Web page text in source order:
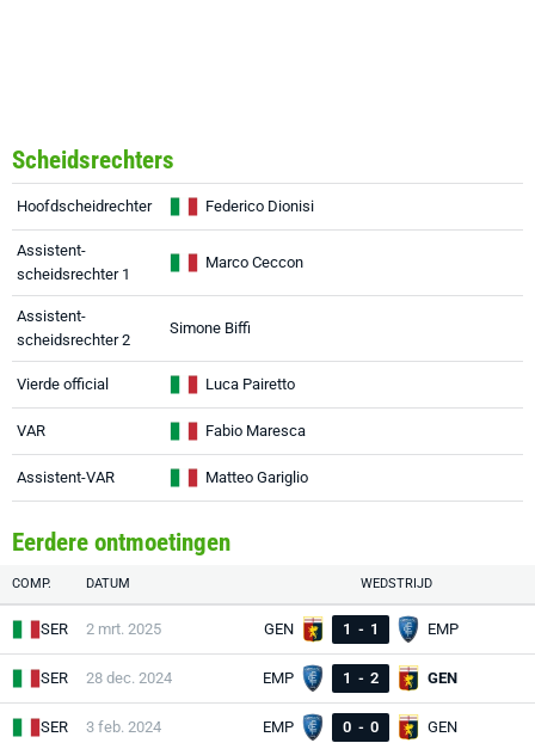
Scheidsrechters
Hoofdscheidrechter Federico Dionisi
Assistent-
scheidsrechter 1
Marco Ceccon
Assistent-
scheidsrechter 2
Simone Biffi
Vierde official Luca Pairetto
VAR Fabio Maresca
Assistent-VAR Matteo Gariglio
Eerdere ontmoetingen
COMP. DATUM WEDSTRIJD
SER 2 mrt. 2025 GEN 1 - 1 EMP
SER 28 dec. 2024 EMP 1 - 2 GEN
SER 3 feb. 2024 EMP 0 - 0 GEN